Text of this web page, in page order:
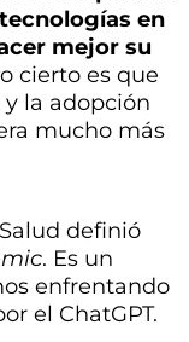
definió
. Es un
enfrentando
el ChatGPT.
conjunto
moderar y
los modelos
una utopía”